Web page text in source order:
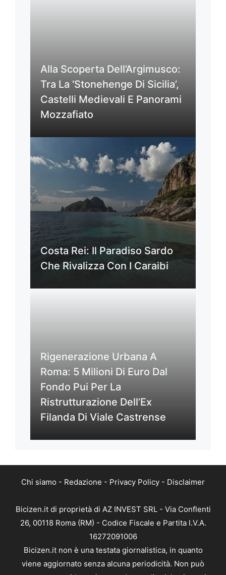
Alla Scoperta Dell’Argimusco:
Tra La ‘Stonehenge Di Sicilia’,
Castelli Medievali E Panorami
Mozzafiato
Costa Rei: Il Paradiso Sardo
Che Rivalizza Con I Caraibi
Rigenerazione Urbana A
Roma: 5 Milioni Di Euro Dal
Fondo Pui Per La
Ristrutturazione Dell’Ex
Filanda Di Viale Castrense
Chi siamo - Redazione - Privacy Policy - Disclaimer
Bicizen.it di proprietà di AZ INVEST SRL - Via Conflenti
26, 00118 Roma (RM) - Codice Fiscale e Partita I.V.A.
16272091006
Bicizen.it non è una testata giornalistica, in quanto
viene aggiornato senza alcuna periodicità. Non può